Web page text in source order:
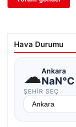
Hava Durumu
☁Ankara
NaN°C
ŞEHIR SEÇ